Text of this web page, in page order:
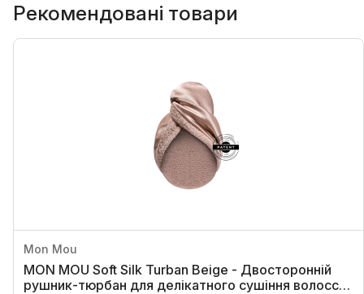
Рекомендовані товари
Mon Mou
MON MOU Soft Silk Turban Beige - Двосторонній
рушник-тюрбан для делікатного сушіння волосся